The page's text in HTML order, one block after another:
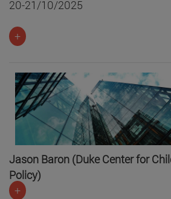
20-21/10/2025
+
Jason Baron (Duke Center for
Policy)
+